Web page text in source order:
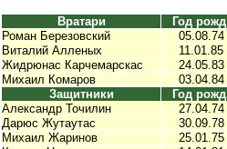
Вратари
Год
Роман Березовский
05.08.74
Виталий Алленых
11.01.85
Жидрюнас Карчемарскас
24.05.83
Михаил Комаров
03.04.84
Защитники
Год
Александр Точилин
27.04.74
Дарюс Жутаутас
30.09.78
Михаил Жаринов
25.01.75